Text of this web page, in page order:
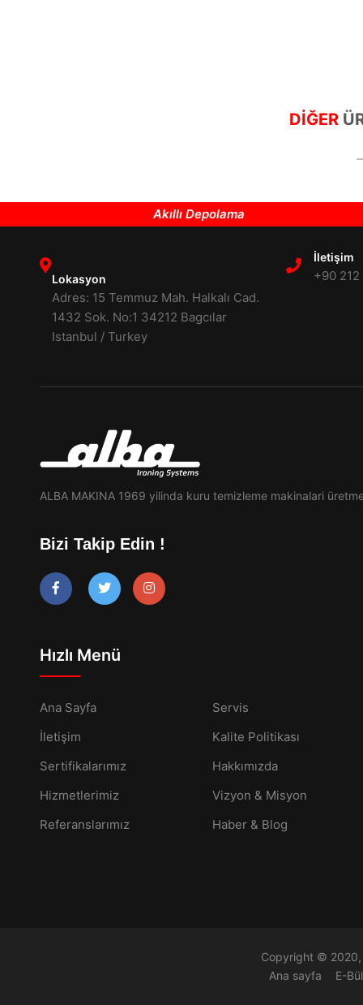
DİĞER
Akıllı Depolama
Lokasyon
Adres: 15 Temmuz Mah. Halkalı Cad.
1432 Sok. No:1 34212 Bagcılar
Istanbul / Turkey
İletişim
+90
ALBA MAKINA 1969 yilinda kuru temizleme makinalari
Bizi Takip Edin !
Hızlı Menü
Ana Sayfa
Servis
İletişim
Kalite Politikası
Sertifikalarımız
Hakkımızda
Hizmetlerimiz
Vizyon & Misyon
Referanslarımız
Haber & Blog
Copyright © 2020,
Ana sayfa
E-